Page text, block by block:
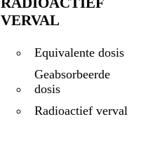
VERVAL
Equivalente dosis
Geabsorbeerde
dosis
Radioactief verval